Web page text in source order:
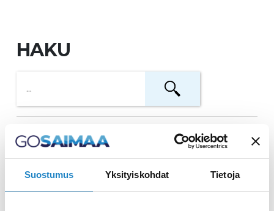
Suostumus Yksityiskohdat Tietoja
HAKU
Kunstmuseum Lappeenranta
Finnische Kunst von der Mitte des 19.
Jahrhunderts bis zur Gegenwart